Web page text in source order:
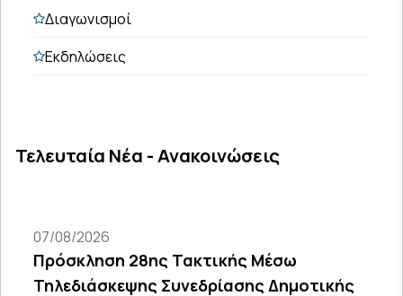
Διαγωνισμοί
Εκδηλώσεις
Τελευταία Νέα - Ανακοινώσεις
07/08/2026
Πρόσκληση 28ης Τακτικής Μέσω
Τηλεδιάσκεψης Συνεδρίασης Δημοτικής